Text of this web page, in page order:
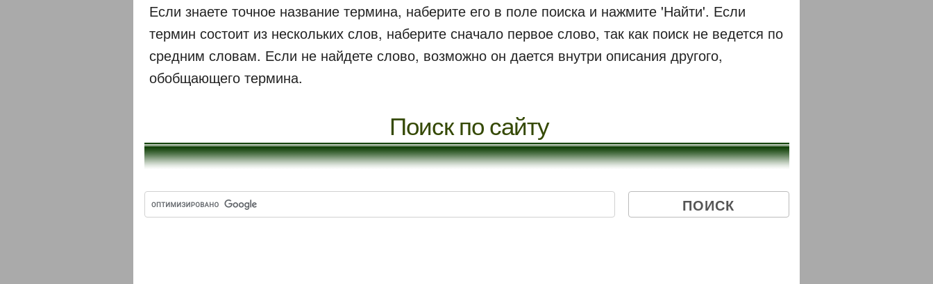
Если знаете точное название термина, наберите его в поле поиска и нажмите 'Найти'. Если
термин состоит из нескольких слов, наберите сначало первое слово, так как поиск не ведется по
средним словам. Если не найдете слово, возможно он дается внутри описания другого,
обобщающего термина.
Поиск по сайту